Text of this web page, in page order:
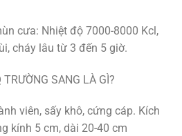
cưa: Nhiệt độ 7000-8000 Kcl,
cháy lâu từ 3 đến 5 giờ.
SANG LÀ GÌ?
viên, sấy khô, cứng cáp. Kích
kính 5 cm, dài 20-40 cm